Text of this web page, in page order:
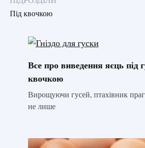
Під квочкою
Все про виведення яєць під
квочкою
Вирощуючи гусей, птахівник
не лише